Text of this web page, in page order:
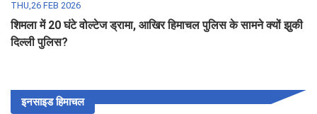
THU,26 FEB 2026
शिमला में 20 घंटे वोल्टेज ड्रामा, आखिर हिमाचल पुलिस के सामने क्यों झुकी
दिल्ली पुलिस?
इनसाइड हिमाचल